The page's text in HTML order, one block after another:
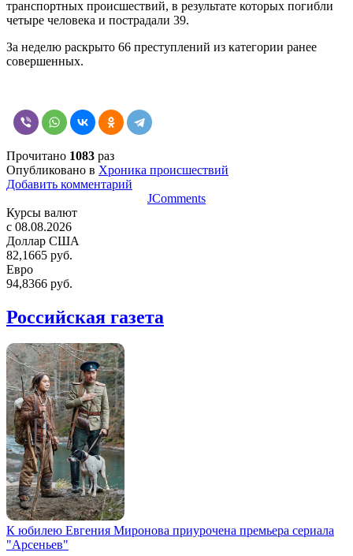
транспортных происшествий, в результате которых погибли
четыре человека и пострадали 39.
За неделю раскрыто 66 преступлений из категории ранее
совершенных.
Прочитано 1083 раз
Опубликовано в Хроника происшествий
Добавить комментарий
JComments
Курсы валют
c 08.08.2026
Доллар США
82,1665 руб.
Евро
94,8366 руб.
Российская газета
К юбилею Евгения Миронова приурочена премьера сериала
"Арсеньев"